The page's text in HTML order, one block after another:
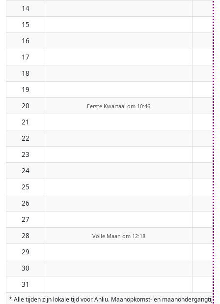
14
15
16
17
18
19
20
Eerste Kwartaal om 10:46
21
22
23
24
25
26
27
28
Volle Maan om 12:18
29
30
31
* Alle tijden zijn lokale tijd voor Anliu. Maanopkomst- en